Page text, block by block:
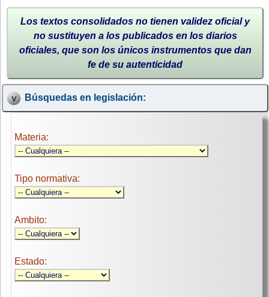
Los textos consolidados no tienen validez oficial y
no sustituyen a los publicados en los diarios
oficiales, que son los únicos instrumentos que dan
fe de su autenticidad
Búsquedas en legislación:
Materia:
Tipo normativa:
Ambito:
Estado: